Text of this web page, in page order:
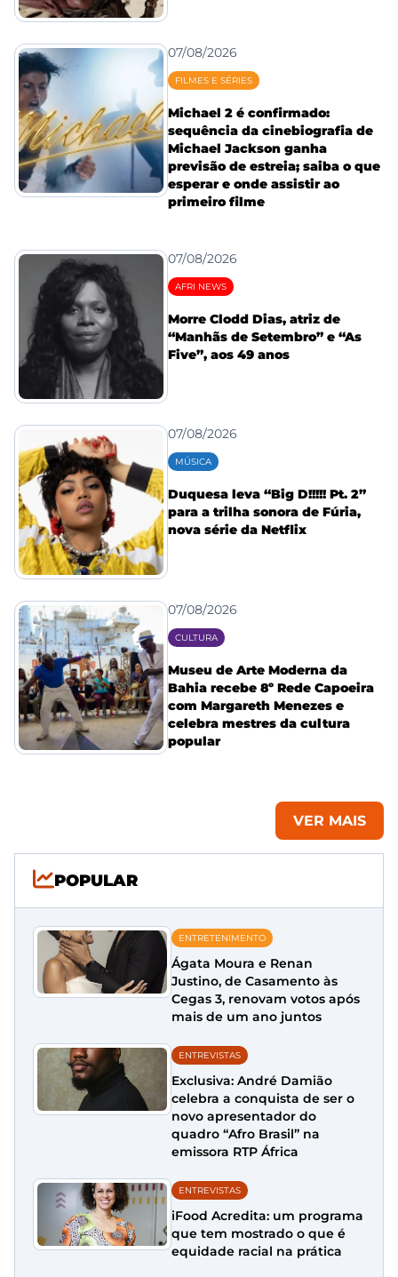
07/08/2026
FILMES E SÉRIES
Michael 2 é confirmado:
sequência da cinebiografia de
Michael Jackson ganha
previsão de estreia; saiba o que
esperar e onde assistir ao
primeiro filme
07/08/2026
AFRI NEWS
Morre Clodd Dias, atriz de
“Manhãs de Setembro” e “As
Five”, aos 49 anos
07/08/2026
MÚSICA
Duquesa leva “Big D!!!!! Pt. 2”
para a trilha sonora de Fúria,
nova série da Netflix
07/08/2026
CULTURA
Museu de Arte Moderna da
Bahia recebe 8º Rede Capoeira
com Margareth Menezes e
celebra mestres da cultura
popular
VER MAIS
POPULAR
ENTRETENIMENTO
Ágata Moura e Renan
Justino, de Casamento às
Cegas 3, renovam votos após
mais de um ano juntos
ENTREVISTAS
Exclusiva: André Damião
celebra a conquista de ser o
novo apresentador do
quadro “Afro Brasil” na
emissora RTP África
ENTREVISTAS
iFood Acredita: um programa
que tem mostrado o que é
equidade racial na prática